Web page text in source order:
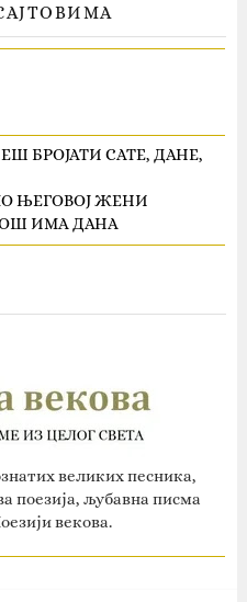
БРОЈАТИ САТЕ, ДАНЕ,
ЊЕГОВОЈ ЖЕНИ
ИМА ДАНА
великих песника,
поезија, љубавна писма
векова.